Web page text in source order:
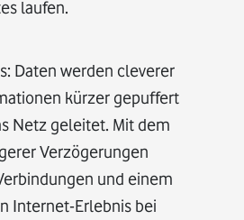
laufen.
Daten werden cleverer
kürzer gepuffert
Netz geleitet. Mit dem
Verzögerungen
und einem
Internet-Erlebnis bei